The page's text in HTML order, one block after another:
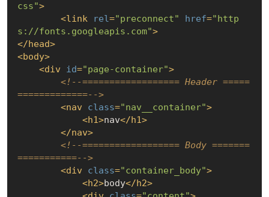
css">
<link rel="preconnect" href="http
s://fonts.googleapis.com">
</head>
<body>
<div id="page-container">
<!--================== Header =====
=============-->
<nav class="nav__container">
<h1>nav</h1>
</nav>
<!--================== Body =======
===========-->
<div class="container_body">
<h2>body</h2>